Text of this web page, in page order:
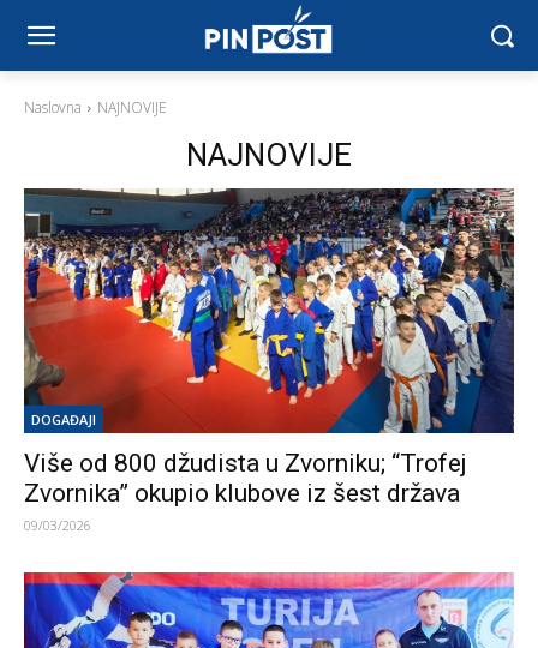
Naslovna NAJNOVIJE
NAJNOVIJE
DOGAĐAJI
Više od 800 džudista u Zvorniku; “Trofej
Zvornika” okupio klubove iz šest država
09/03/2026